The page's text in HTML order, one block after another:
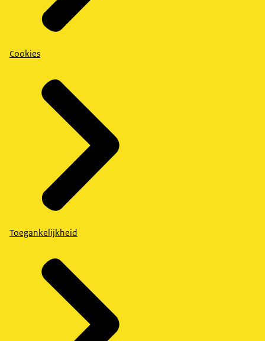
Cookies
Toegankelijkheid